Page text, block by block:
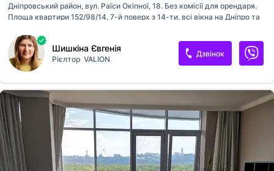
Дніпровський район, вул. Раїси Окіпної, 18. Без комісії для орендаря.
Площа квартири 152/98/14, 7-й поверх з 14-ти, всі вікна на Дніпро та
радіаторами, має два відкриті балкони. Сучасний житловий
комплекс, закрита територія, дитячий та спортивний майданчик у
дворі будинку. Можливий термін оренди від 1-ого до 3-х років.
Вартість оренди екв. 500 $/міс. + комунальні витрати на 1-й рік,
1000$ + комунальні - з 2-ого року оренди. Долгосрочная аренда 2-
комнатной квартиры ЖК "RIVIERA RIVERSIDE", Днепровский район Без
комиссии для арендатора.
Шишкіна Євгенія
Рієлтор VALION
Дзвінок